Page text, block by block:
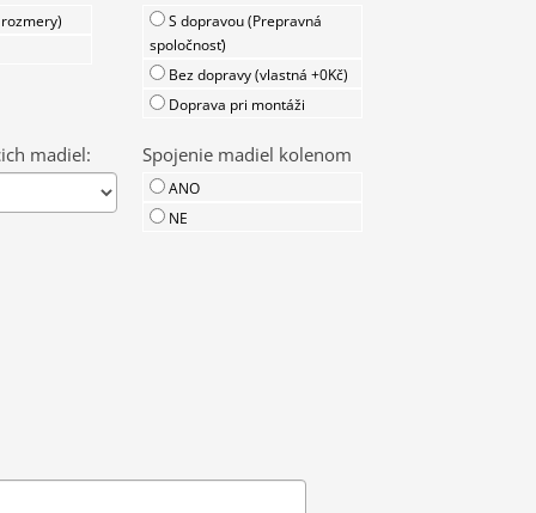
S dopravou (Prepravná
spoločnosť)
Bez dopravy (vlastná +0Kč)
Doprava pri montáži
madiel: Spojenie madiel kolenom
ANO
NE